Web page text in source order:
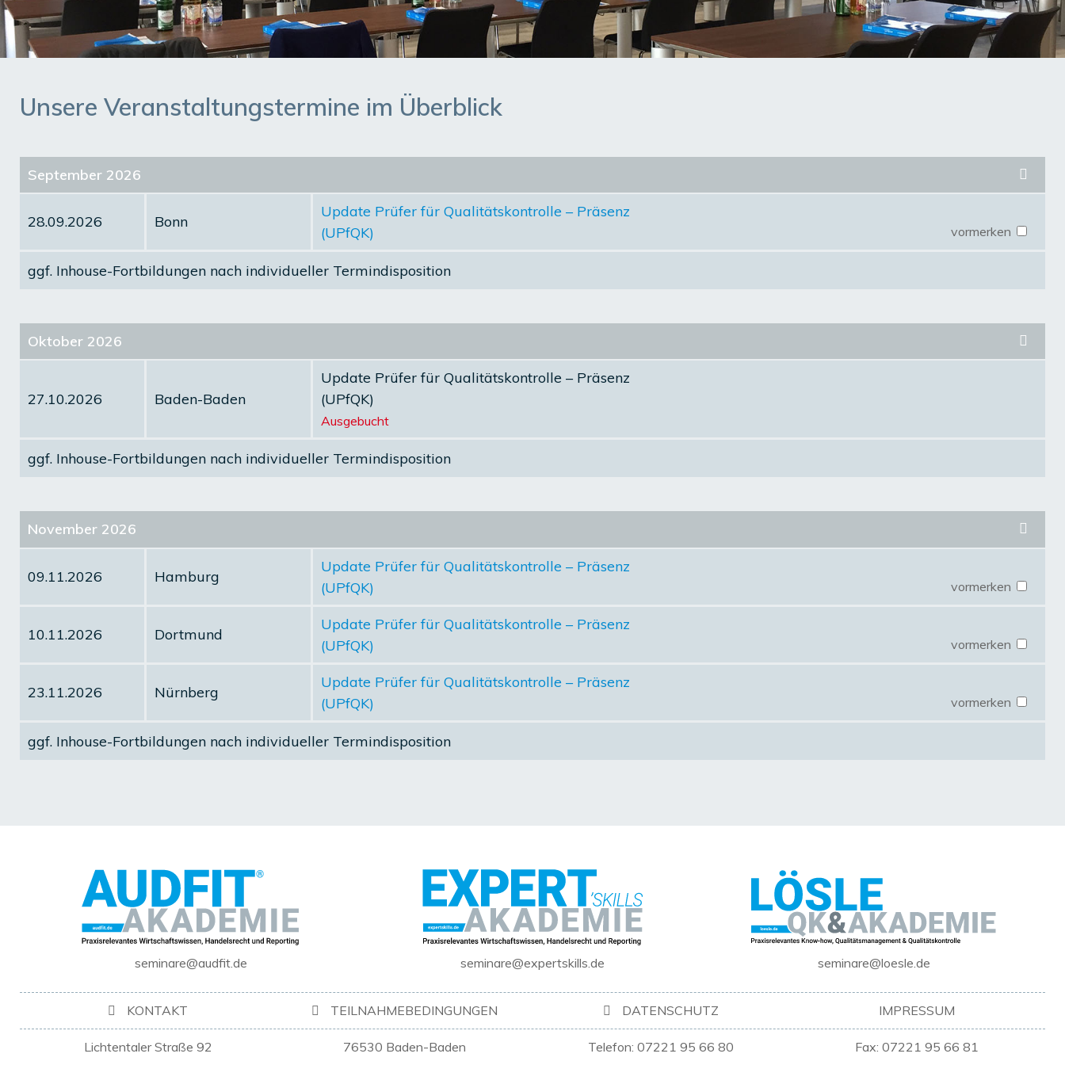
Unsere Veranstaltungstermine im Überblick
September 2026
28.09.2026 Bonn
Update Prüfer für Qualitätskontrolle – Präsenz
(UPfQK)
vormerken
ggf. Inhouse-Fortbildungen nach individueller Termindisposition
Oktober 2026
27.10.2026 Baden-Baden
Update Prüfer für Qualitätskontrolle – Präsenz
(UPfQK)
Ausgebucht
ggf. Inhouse-Fortbildungen nach individueller Termindisposition
November 2026
09.11.2026 Hamburg
Update Prüfer für Qualitätskontrolle – Präsenz
(UPfQK)
vormerken
10.11.2026 Dortmund
Update Prüfer für Qualitätskontrolle – Präsenz
(UPfQK)
vormerken
23.11.2026 Nürnberg
Update Prüfer für Qualitätskontrolle – Präsenz
(UPfQK)
vormerken
ggf. Inhouse-Fortbildungen nach individueller Termindisposition
seminare@audfit.de seminare@expertskills.de seminare@loesle.de
KONTAKT TEILNAHMEBEDINGUNGEN DATENSCHUTZ IMPRESSUM
Lichtentaler Straße 92 76530 Baden-Baden Telefon: 07221 95 66 80 Fax: 07221 95 66 81